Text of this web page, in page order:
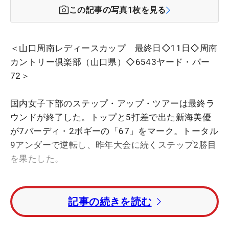
この記事の写真1枚を見る
＜山口周南レディースカップ 最終日◇11日◇周南
カントリー倶楽部（山口県）◇6543ヤード・パー
72＞
国内女子下部のステップ・アップ・ツアーは最終ラ
ウンドが終了した。トップと5打差で出た新海美優
が7バーディ・2ボギーの「67」をマーク。トータル
9アンダーで逆転し、昨年大会に続くステップ2勝目
を果たした。
一時単独首位に立っていた河本結は後半に失速。ト
ータル8アンダーで新海には1打及ばず、これで3週
連続の2位フィニッシュとなった。
記事の続きを読む